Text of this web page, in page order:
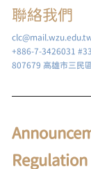
聯絡我們
+886-7-3426031
807679 高雄市三民